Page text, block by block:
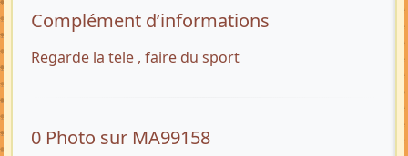
Complément d’informations
Regarde la tele , faire du sport
0 Photo sur MA99158